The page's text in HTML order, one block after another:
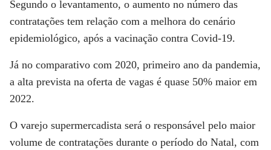
Segundo o levantamento, o aumento no número das
contratações tem relação com a melhora do cenário
epidemiológico, após a vacinação contra Covid-19.
Já no comparativo com 2020, primeiro ano da pandemia,
a alta prevista na oferta de vagas é quase 50% maior em
2022.
O varejo supermercadista será o responsável pelo maior
volume de contratações durante o período do Natal, com